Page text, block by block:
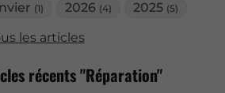
(1) 2026 (4) 2025 (5)
les articles
récents "Réparation"